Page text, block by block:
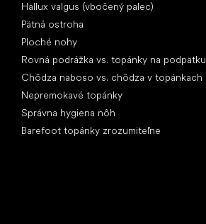
Hallux valgus (vbočený palec)
Pätná ostroha
Ploché nohy
Rovná podrážka vs. topánky na podpätku
Chôdza naboso vs. chôdza v topánkach
Nepremokavé topánky
Správna hygiena nôh
Barefoot topánky zrozumiteľne